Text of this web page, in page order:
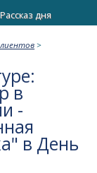
Рассказ дня
>
в
-
в День